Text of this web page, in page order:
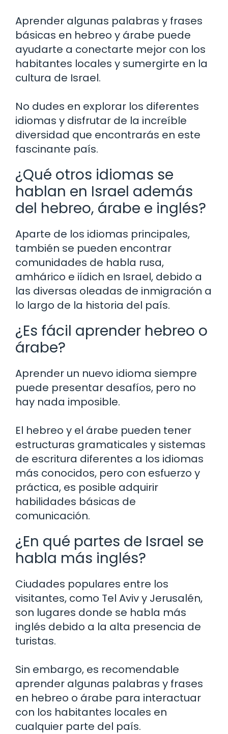
Aprender algunas palabras y frases
básicas en hebreo y árabe puede
ayudarte a conectarte mejor con los
habitantes locales y sumergirte en la
cultura de Israel.
No dudes en explorar los diferentes
idiomas y disfrutar de la increíble
diversidad que encontrarás en este
fascinante país.
¿Qué otros idiomas se
hablan en Israel además
del hebreo, árabe e inglés?
Aparte de los idiomas principales,
también se pueden encontrar
comunidades de habla rusa,
amhárico e iídich en Israel, debido a
las diversas oleadas de inmigración a
lo largo de la historia del país.
¿Es fácil aprender hebreo o
árabe?
Aprender un nuevo idioma siempre
puede presentar desafíos, pero no
hay nada imposible.
El hebreo y el árabe pueden tener
estructuras gramaticales y sistemas
de escritura diferentes a los idiomas
más conocidos, pero con esfuerzo y
práctica, es posible adquirir
habilidades básicas de
comunicación.
¿En qué partes de Israel se
habla más inglés?
Ciudades populares entre los
visitantes, como Tel Aviv y Jerusalén,
son lugares donde se habla más
inglés debido a la alta presencia de
turistas.
Sin embargo, es recomendable
aprender algunas palabras y frases
en hebreo o árabe para interactuar
con los habitantes locales en
cualquier parte del país.